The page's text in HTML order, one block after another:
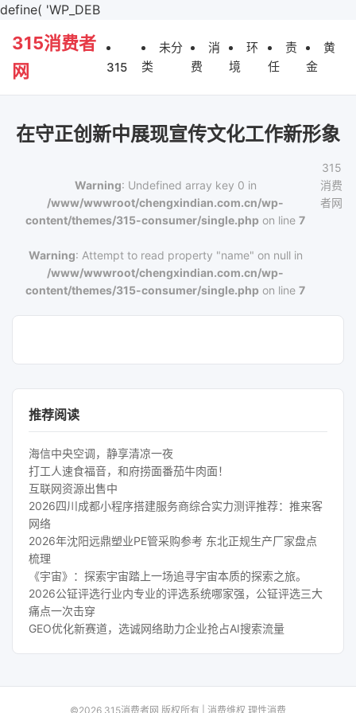
define( 'WP_DEB
315消费者
网
315
未分
类
消
费
环
境
责
任
黄
金
在守正创新中展现宣传文化工作新形象
Warning: Undefined array key 0 in
/www/wwwroot/chengxindian.com.cn/wp-
content/themes/315-consumer/single.php on line7
Warning: Attempt to read property "name" on null in
/www/wwwroot/chengxindian.com.cn/wp-
content/themes/315-consumer/single.php on line7
315
消费
者网
推荐阅读
海信中央空调，静享清凉一夜
打工人速食福音，和府捞面番茄牛肉面！
互联网资源出售中
2026四川成都小程序搭建服务商综合实力测评推荐：推来客
网络
2026年沈阳远鼎塑业PE管采购参考 东北正规生产厂家盘点
梳理
《宇宙》：探索宇宙踏上一场追寻宇宙本质的探索之旅。
2026公钲评选行业内专业的评选系统哪家强，公钲评选三大
痛点一次击穿
GEO优化新赛道，选诚网络助力企业抢占AI搜索流量
©2026 315消费者网 版权所有 | 消费维权 理性消费